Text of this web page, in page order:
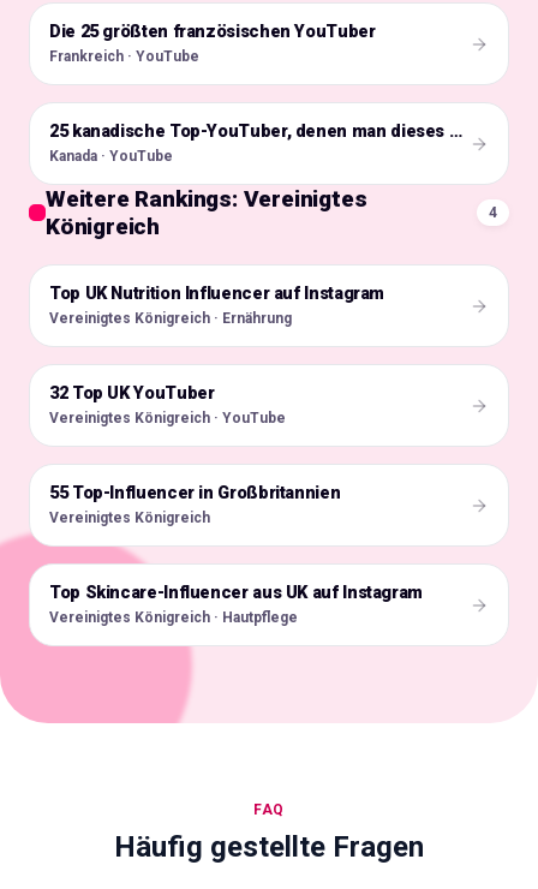
🇫🇷
Die 25 größten französischen YouTuber
Frankreich · YouTube
🇨🇦 25 kanadische Top-YouTuber, denen man dieses Jahr folgen sollte
Kanada · YouTube
Weitere Rankings: Vereinigtes
Königreich
4
🇬🇧
Top UK Nutrition Influencer auf Instagram
Vereinigtes Königreich · Ernährung
🇬🇧
32 Top UK YouTuber
Vereinigtes Königreich · YouTube
🇬🇧
55 Top-Influencer in Großbritannien
Vereinigtes Königreich
🇬🇧
Top Skincare-Influencer aus UK auf Instagram
Vereinigtes Königreich · Hautpflege
FAQ
Häufig gestellte Fragen